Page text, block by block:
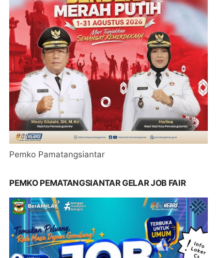
Pemko Pamatangsiantar
PEMKO PEMATANGSIANTAR GELAR JOB FAIR